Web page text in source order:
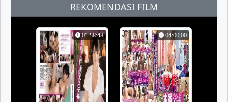
REKOMENDASI FILM
01:58:48 04:00:00